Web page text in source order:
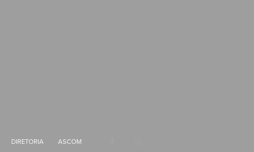
DIRETORIA ASCOM